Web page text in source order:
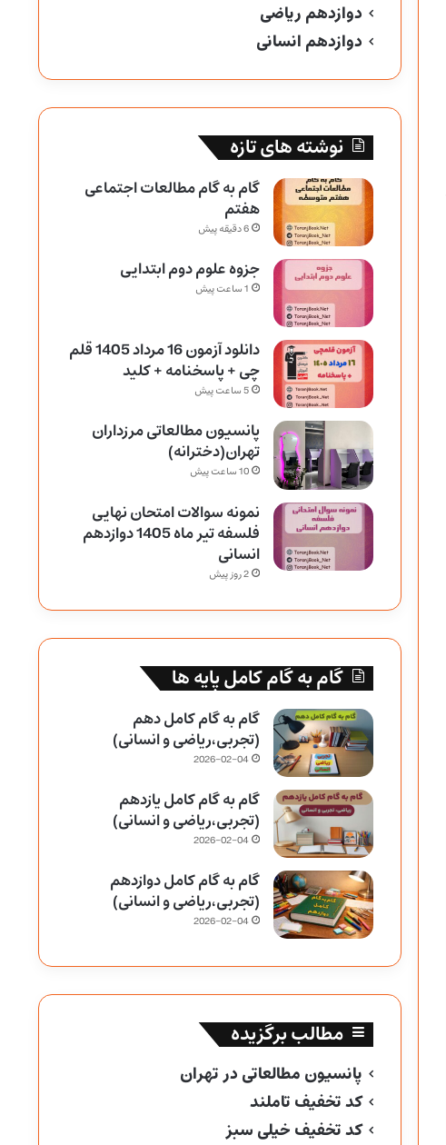
دوازدهم ریاضی
دوازدهم انسانی
نوشته های تازه
گام به گام مطالعات اجتماعی
هفتم
6 دقیقه پیش
جزوه علوم دوم ابتدایی
1 ساعت پیش
دانلود آزمون 16 مرداد 1405 قلم
چی + پاسخنامه + کلید
5 ساعت پیش
پانسیون مطالعاتی مرزداران
تهران(دخترانه)
10 ساعت پیش
نمونه سوالات امتحان نهایی
فلسفه تیر ماه 1405 دوازدهم
انسانی
2 روز پیش
گام به گام کامل پایه ها
گام به گام کامل دهم
(تجربی،ریاضی و انسانی)
2026-02-04
گام به گام کامل یازدهم
(تجربی،ریاضی و انسانی)
2026-02-04
گام به گام کامل دوازدهم
(تجربی،ریاضی و انسانی)
2026-02-04
مطالب برگزیده
پانسیون مطالعاتی در تهران
کد تخفیف تاملند
کد تخفیف خیلی سبز